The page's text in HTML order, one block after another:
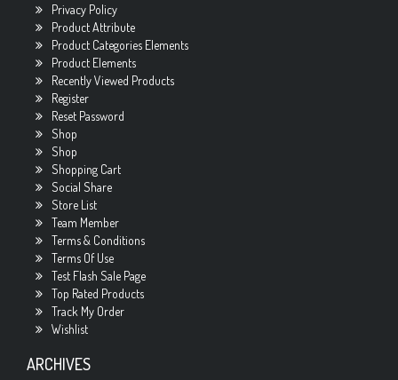
Privacy Policy
Product Attribute
Product Categories Elements
Product Elements
Recently Viewed Products
Register
Reset Password
Shop
Shop
Shopping Cart
Social Share
Store List
Team Member
Terms & Conditions
Terms Of Use
Test Flash Sale Page
Top Rated Products
Track My Order
Wishlist
ARCHIVES